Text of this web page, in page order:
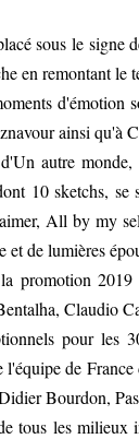
sous le signe
en remontant
d'émotion
ainsi qu'à
autre
10 sketchs,
All by my
et de lumières
promotion
Claudio
pour
l'équipe de
Bourdon,
tous les